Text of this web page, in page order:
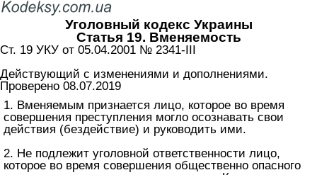
Уголовный кодекс Украины
Статья 19. Вменяемость
Ст. 19 УКУ от 05.04.2001 № 2341-III
Действующий с изменениями и дополнениями.
Проверено 08.07.2019
1. Вменяемым признается лицо, которое во время
совершения преступления могло осознавать свои
действия (бездействие) и руководить ими.
2. Не подлежит уголовной ответственности лицо,
которое во время совершения общественно опасного